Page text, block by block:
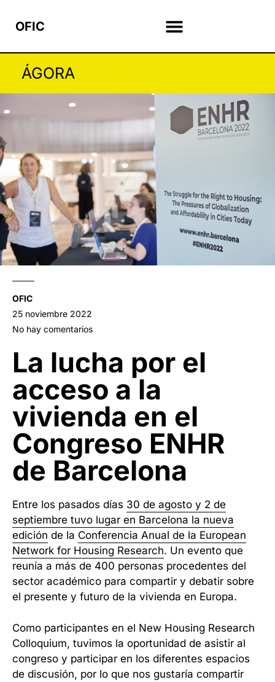
OFIC
ÁGORA
OFIC
25 noviembre 2022
No hay comentarios
La lucha por el
acceso a la
vivienda en el
Congreso ENHR
de Barcelona
Entre los pasados días 30 de agosto y 2 de
septiembre tuvo lugar en Barcelona la nueva
edición de la Conferencia Anual de la European
Network for Housing Research. Un evento que
reunía a más de 400 personas procedentes del
sector académico para compartir y debatir sobre
el presente y futuro de la vivienda en Europa.
Como participantes en el New Housing Research
Colloquium, tuvimos la oportunidad de asistir al
congreso y participar en los diferentes espacios
de discusión, por lo que nos gustaría compartir